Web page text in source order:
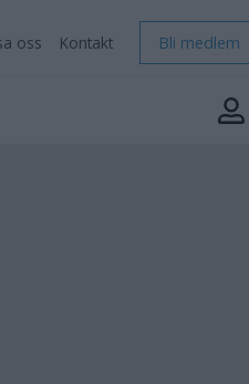
oss Kontakt Bli medlem